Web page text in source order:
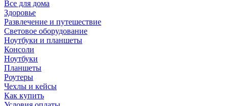
Все для дома
Здоровье
Развлечение и путешествие
Световое оборудование
Ноутбуки и планшеты
Консоли
Ноутбуки
Планшеты
Роутеры
Чехлы и кейсы
Как купить